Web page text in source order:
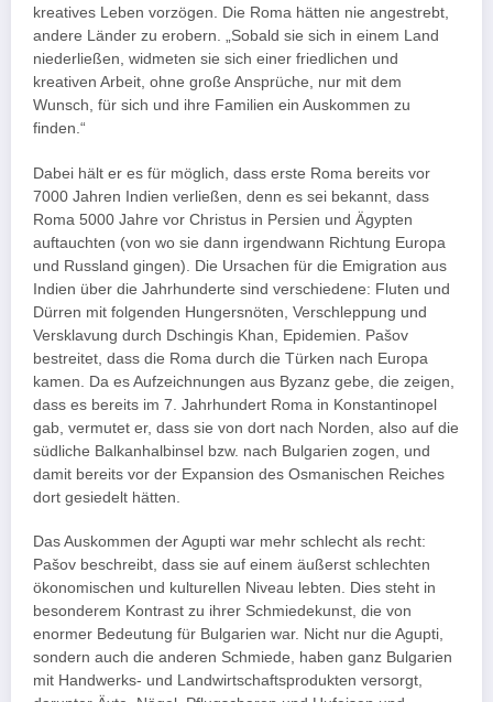
kreatives Leben vorzögen. Die Roma hätten nie angestrebt,
andere Länder zu erobern. „Sobald sie sich in einem Land
niederließen, widmeten sie sich einer friedlichen und
kreativen Arbeit, ohne große Ansprüche, nur mit dem
Wunsch, für sich und ihre Familien ein Auskommen zu
finden.“
Dabei hält er es für möglich, dass erste Roma bereits vor
7000 Jahren Indien verließen, denn es sei bekannt, dass
Roma 5000 Jahre vor Christus in Persien und Ägypten
auftauchten (von wo sie dann irgendwann Richtung Europa
und Russland gingen). Die Ursachen für die Emigration aus
Indien über die Jahrhunderte sind verschiedene: Fluten und
Dürren mit folgenden Hungersnöten, Verschleppung und
Versklavung durch Dschingis Khan, Epidemien. Pašov
bestreitet, dass die Roma durch die Türken nach Europa
kamen. Da es Aufzeichnungen aus Byzanz gebe, die zeigen,
dass es bereits im 7. Jahrhundert Roma in Konstantinopel
gab, vermutet er, dass sie von dort nach Norden, also auf die
südliche Balkanhalbinsel bzw. nach Bulgarien zogen, und
damit bereits vor der Expansion des Osmanischen Reiches
dort gesiedelt hätten.
Das Auskommen der Agupti war mehr schlecht als recht:
Pašov beschreibt, dass sie auf einem äußerst schlechten
ökonomischen und kulturellen Niveau lebten. Dies steht in
besonderem Kontrast zu ihrer Schmiedekunst, die von
enormer Bedeutung für Bulgarien war. Nicht nur die Agupti,
sondern auch die anderen Schmiede, haben ganz Bulgarien
mit Handwerks- und Landwirtschaftsprodukten versorgt,